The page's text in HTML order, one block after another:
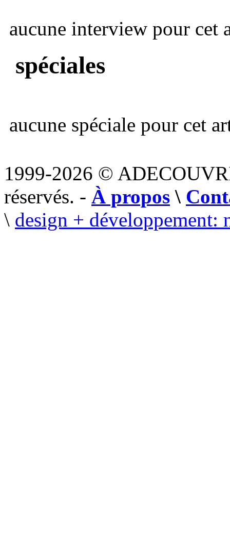
aucune interview pour cet
spéciales
aucune spéciale pour cet
1999-2026 ©
réservés. - À propos \
\ design + développement: